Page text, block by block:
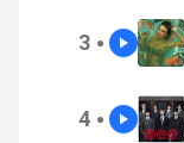
3 ●
4 ●